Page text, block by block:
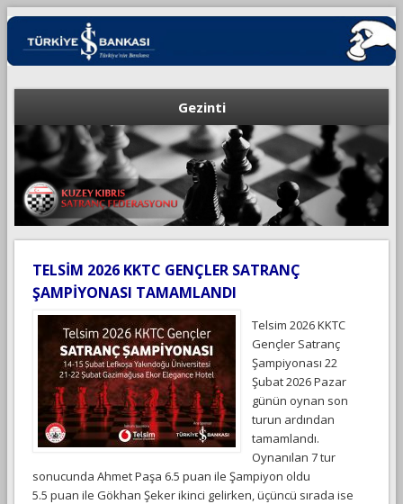
Gezinti
TELSİM 2026 KKTC GENÇLER SATRANÇ
ŞAMPİYONASI TAMAMLANDI
Telsim 2026 KKTC
Gençler Satranç
Şampiyonası 22
Şubat 2026 Pazar
günün oynan son
turun ardından
tamamlandı.
Oynanılan 7 tur
sonucunda Ahmet Paşa 6.5 puan ile Şampiyon oldu
5.5 puan ile Gökhan Şeker ikinci gelirken, üçüncü sırada ise